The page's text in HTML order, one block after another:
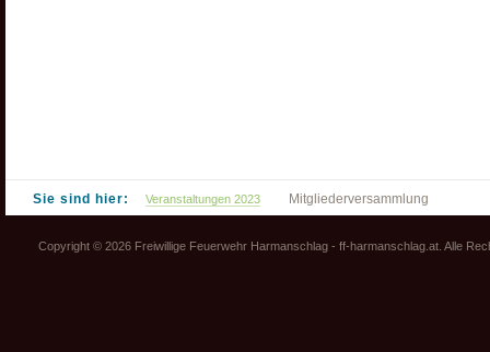
Sie sind hier: Veranstaltungen 2023 Mitgliederversammlung
Copyright © 2026 Freiwillige Feuerwehr Harmanschlag - ff-harmanschlag.at. Alle